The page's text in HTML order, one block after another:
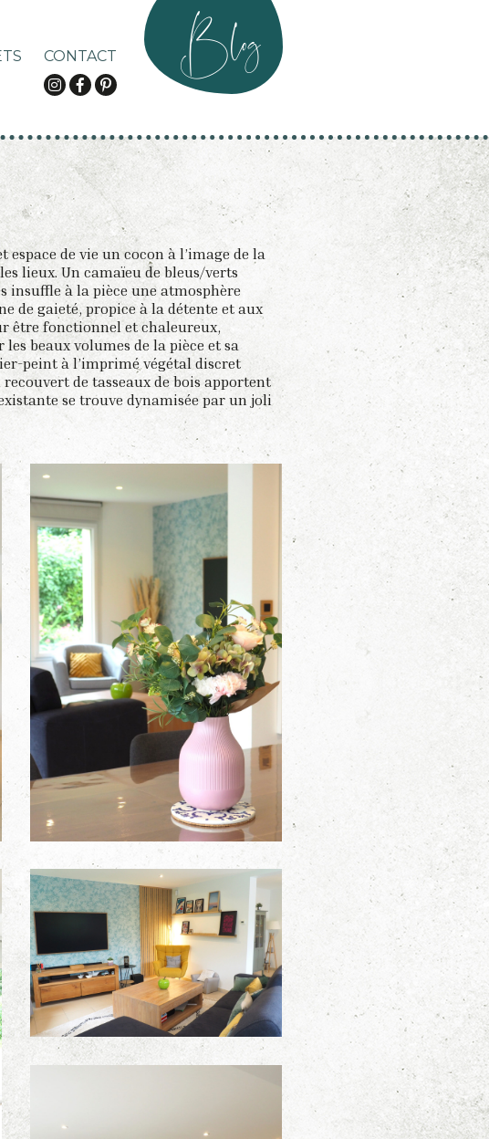
CONTACT Blog
espace de vie un cocon à l’image de la
lieux. Un camaïeu de bleus/verts
insuffle à la pièce une atmosphère
de gaieté, propice à la détente et aux
être fonctionnel et chaleureux,
beaux volumes de la pièce et sa
peint à l’imprimé végétal discret
de tasseaux de bois apportent
se trouve dynamisée par un joli